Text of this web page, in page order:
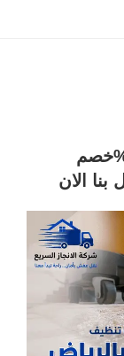
سجاد بالرياض بـ40%خصم
الان